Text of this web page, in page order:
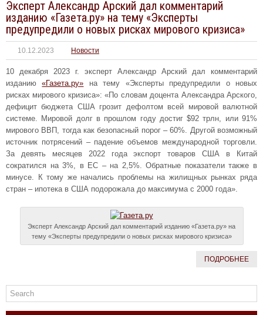
Эксперт Александр Арский дал комментарий
изданию «Газета.ру» на тему «Эксперты
предупредили о новых рисках мирового кризиса»
10.12.2023 Новости
10 декабря 2023 г. эксперт Александр Арский дал комментарий
изданию«Газета.ру» на тему «Эксперты предупредили о новых
рисках мирового кризиса»: «По словам доцента Александра Арского,
дефицит бюджета США грозит дефолтом всей мировой валютной
системе. Мировой долг в прошлом году достиг $92 трлн, или 91%
мирового ВВП, тогда как безопасный порог – 60%. Другой возможный
источник потрясений – падение объемов международной торговли.
За девять месяцев 2022 года экспорт товаров США в Китай
сократился на 3%, в ЕС – на 2,5%. Обратные показатели также в
минусе. К тому же начались проблемы на жилищных рынках ряда
стран – ипотека в США подорожала до максимума с 2000 года».
Эксперт Александр Арский дал комментарий изданию «Газета.ру» на
тему «Эксперты предупредили о новых рисках мирового кризиса»
ПОДРОБНЕЕ